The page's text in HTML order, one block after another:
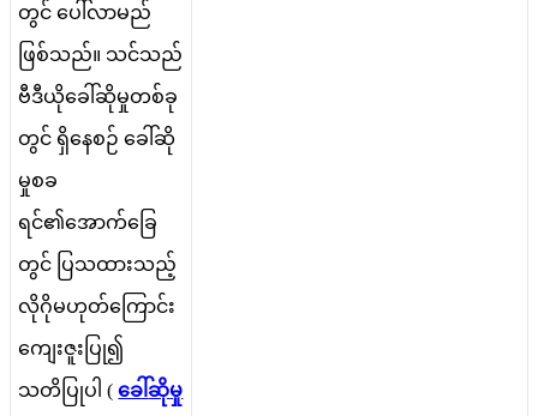
တင ပလမည
ဖစသည။ သငသည
ဗဒယခ ဆမတစခ
တင ရနစဉ ခ ဆ
မစခ
ရင၏အကခ
တင ပသထသည
လဂမဟတကင
ကဇ ပ၍
သတ ပပ ( ခ ဆမ